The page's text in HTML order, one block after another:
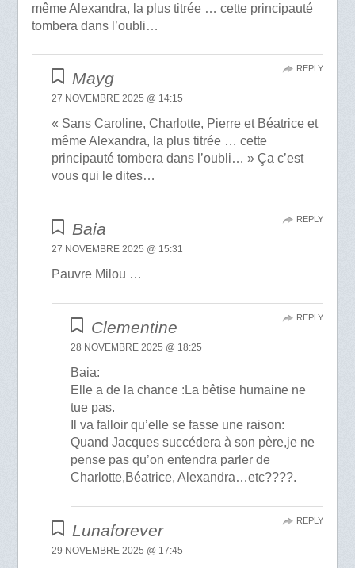
même Alexandra, la plus titrée … cette principauté
tombera dans l’oubli…
Mayg
27 NOVEMBRE 2025 @ 14:15
« Sans Caroline, Charlotte, Pierre et Béatrice et
même Alexandra, la plus titrée … cette
principauté tombera dans l’oubli… » Ça c’est
vous qui le dites…
REPLY
Baia
27 NOVEMBRE 2025 @ 15:31
Pauvre Milou …
REPLY
Clementine
28 NOVEMBRE 2025 @ 18:25
Baia:
Elle a de la chance :La bêtise humaine ne
tue pas.
Il va falloir qu’elle se fasse une raison:
Quand Jacques succédera à son père,je ne
pense pas qu’on entendra parler de
Charlotte,Béatrice, Alexandra…etc????.
REPLY
Lunaforever
29 NOVEMBRE 2025 @ 17:45
REPLY